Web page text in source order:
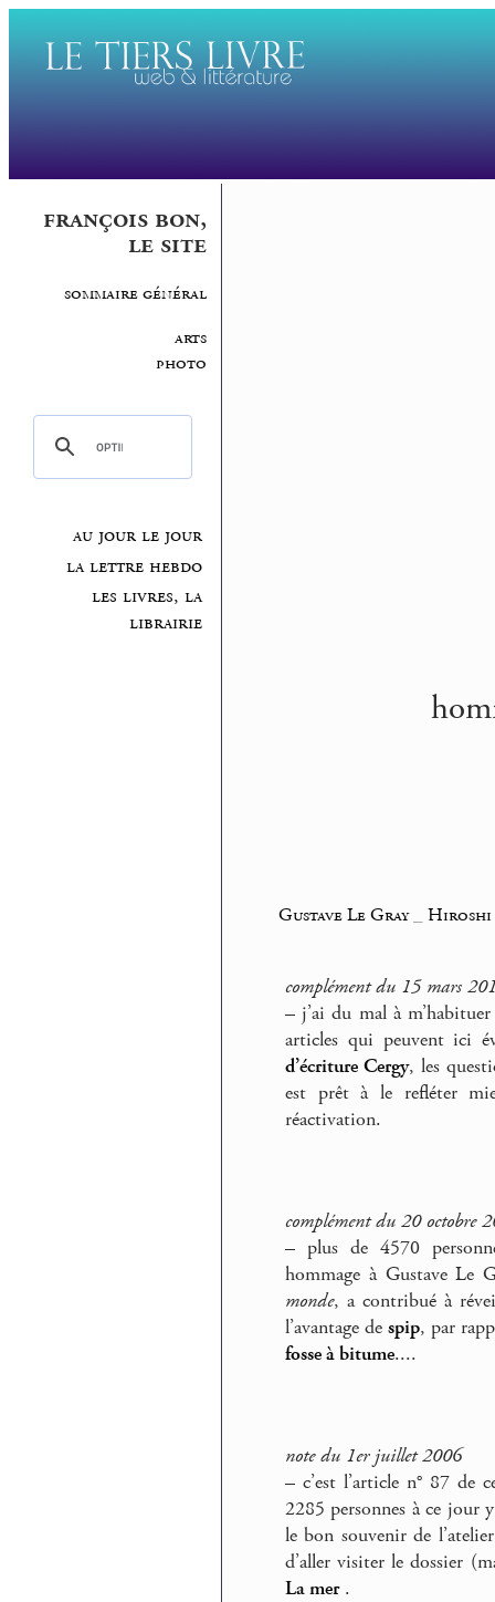
françois bon,
le site
sommaire général
arts
photo
au jour le jour
la lettre hebdo
les livres, la
librairie
Gustave Le Gray_ Hiroshi
complément du 15 mars
– j’ai du mal à
articles qui peuvent ici
d’écriture Cergy, les
est prêt à le refléter
réactivation.
complément du 20 octobre
– plus de 4570
hommage à Gustave Le
monde, a contribué à
l’avantage despip, par
fosse à bitume....
note du 1er juillet 2006
– c’est l’article n° 87 de
2285 personnes à ce jour
le bon souvenir de
d’aller visiter le dossier
La mer.